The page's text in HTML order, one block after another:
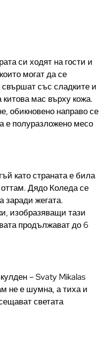
си ходят на гости и
могат да се
със сладките и
китова мас върху кожа.
обикновено направо се
е полуразложено месо
като страната е била
оттам. Дядо Коледа се
заради жегата.
изобразяващи тази
продължават до 6
– Svaty Mikalas
не е шумна, а тиха и
светата